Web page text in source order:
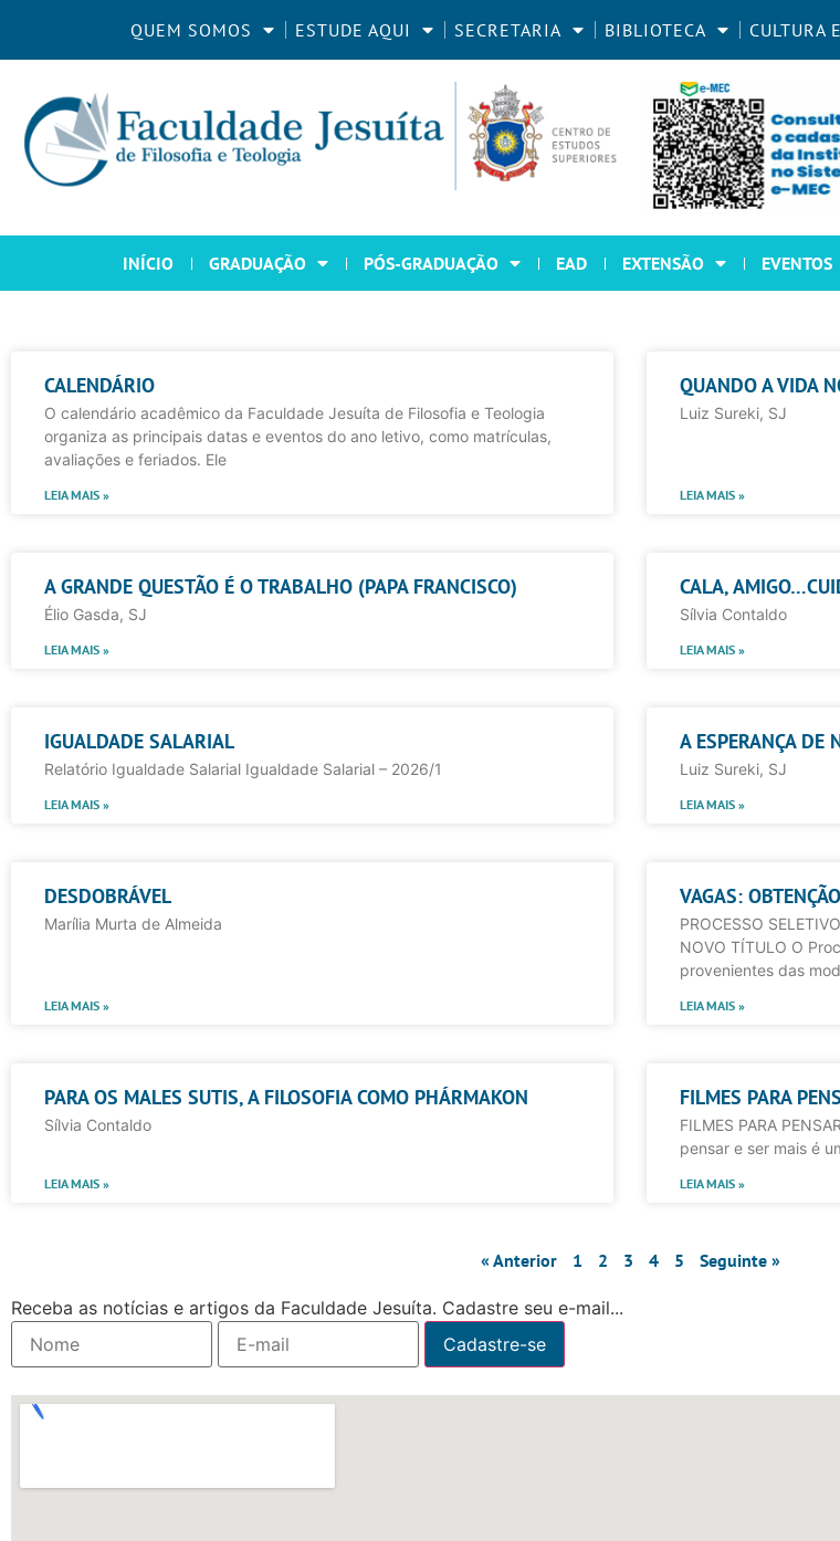
QUEM SOMOS ESTUDE AQUI SECRETARIA BIBLIOTECA CULTURA
INÍCIO GRADUAÇÃO PÓS-GRADUAÇÃO EAD EXTENSÃO EVENTOS
CALENDÁRIO
O calendário acadêmico da Faculdade Jesuíta de Filosofia e Teologia
organiza as principais datas e eventos do ano letivo, como matrículas,
avaliações e feriados. Ele
LEIA MAIS »
QUANDO A VIDA
Luiz Sureki, SJ
LEIA MAIS »
A GRANDE QUESTÃO É O TRABALHO (PAPA FRANCISCO)
Élio Gasda, SJ
LEIA MAIS »
CALA,
Sílvia Contaldo
LEIA MAIS »
IGUALDADE SALARIAL
Relatório Igualdade Salarial Igualdade Salarial – 2026/1
LEIA MAIS »
A ESPERANÇA DE
Luiz Sureki, SJ
LEIA MAIS »
DESDOBRÁVEL
Marília Murta de Almeida
LEIA MAIS »
VAGAS:
PROCESSO
NOVO TÍTULO O
provenientes das
LEIA MAIS »
PARA OS MALES SUTIS, A FILOSOFIA COMO PHÁRMAKON
Sílvia Contaldo
LEIA MAIS »
FILMES PARA
FILMES PARA
pensar e ser mais é
LEIA MAIS »
« Anterior 1 2 3 4 5 Seguinte »
Receba as notícias e artigos da Faculdade Jesuíta. Cadastre seu e-mail...